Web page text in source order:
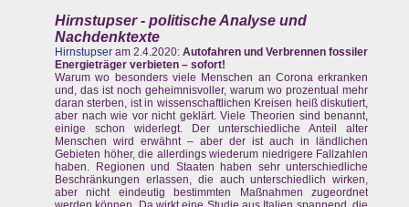
Hirnstupser - politische Analyse und
Nachdenktexte
Hirnstupser am 2.4.2020:Autofahren und Verbrennen fossiler
Energieträger verbieten – sofort!
Warum wo besonders viele Menschen an Corona erkranken
und, das ist noch geheimnisvoller, warum wo prozentual mehr
daran sterben, ist in wissenschaftlichen Kreisen heiß diskutiert,
aber nach wie vor nicht geklärt. Viele Theorien sind benannt,
einige schon widerlegt. Der unterschiedliche Anteil alter
Menschen wird erwähnt – aber der ist auch in ländlichen
Gebieten höher, die allerdings wiederum niedrigere Fallzahlen
haben. Regionen und Staaten haben sehr unterschiedliche
Beschränkungen erlassen, die auch unterschiedlich wirken,
aber nicht eindeutig bestimmten Maßnahmen zugeordnet